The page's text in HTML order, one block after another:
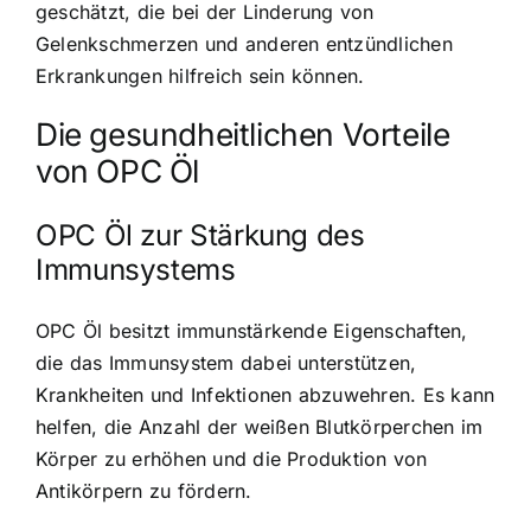
geschätzt, die bei der Linderung von
Gelenkschmerzen und anderen entzündlichen
Erkrankungen hilfreich sein können.
Die gesundheitlichen Vorteile
von OPC Öl
OPC Öl zur Stärkung des
Immunsystems
OPC Öl besitzt immunstärkende Eigenschaften,
die das Immunsystem dabei unterstützen,
Krankheiten und Infektionen abzuwehren. Es kann
helfen, die Anzahl der weißen Blutkörperchen im
Körper zu erhöhen und die Produktion von
Antikörpern zu fördern.